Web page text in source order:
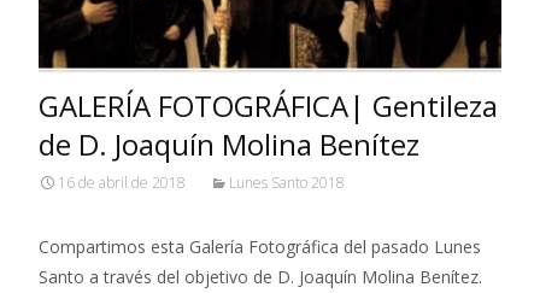
GALERÍA FOTOGRÁFICA| Gentileza
de D. Joaquín Molina Benítez
16 de abril de 2018 Lunes Santo 2018
Compartimos esta Galería Fotográfica del pasado Lunes
Santo a través del objetivo de D. Joaquín Molina Benítez.